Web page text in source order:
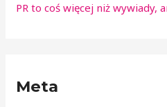
PR to coś więcej niż wywiady,
Meta